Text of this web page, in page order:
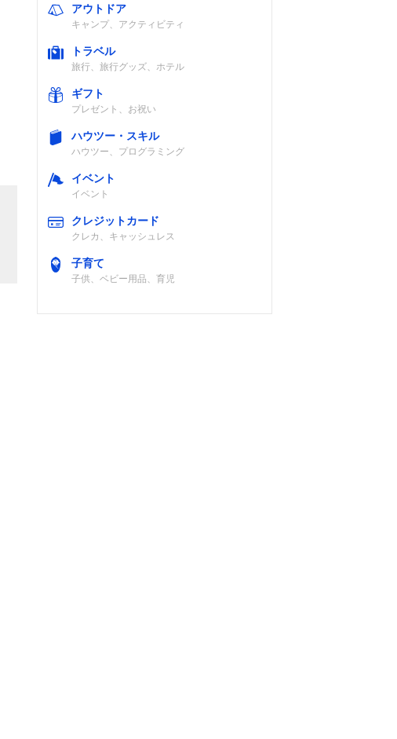
アウトドア
キャンプ、アクティビティ
トラベル
旅行、旅行グッズ、ホテル
ギフト
プレゼント、お祝い
ハウツー・スキル
ハウツー、プログラミング
イベント
イベント
クレジットカード
クレカ、キャッシュレス
子育て
子供、ベビー用品、育児